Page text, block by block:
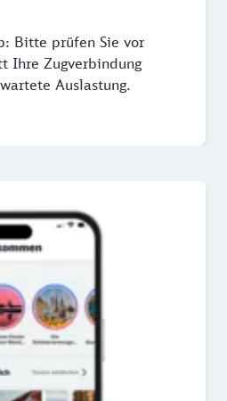
Bitte prüfen Sie vor
Ihre Zugverbindung
Auslastung.